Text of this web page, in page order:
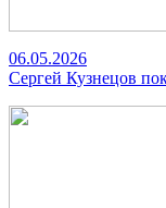
06.05.2026
Сергей Кузнецов